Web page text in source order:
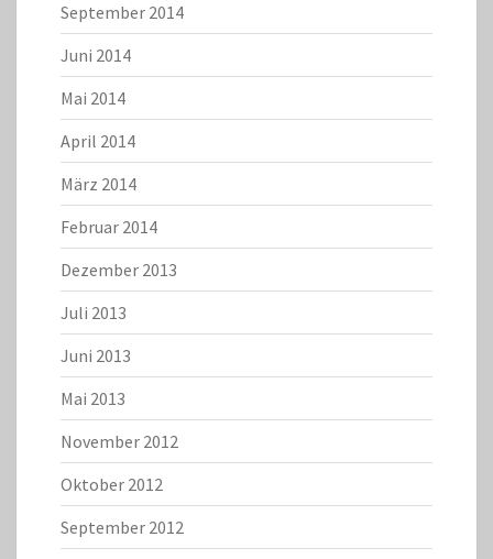
September 2014
Juni 2014
Mai 2014
April 2014
März 2014
Februar 2014
Dezember 2013
Juli 2013
Juni 2013
Mai 2013
November 2012
Oktober 2012
September 2012